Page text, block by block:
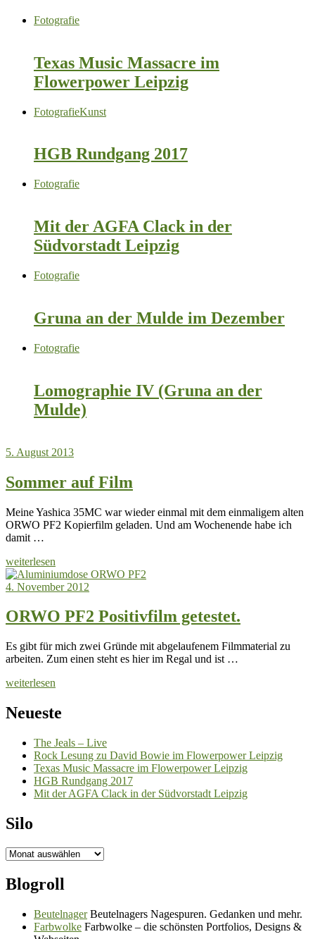
Fotografie
Texas Music Massacre im
Flowerpower Leipzig
FotografieKunst
HGB Rundgang 2017
Fotografie
Mit der AGFA Clack in der
Südvorstadt Leipzig
Fotografie
Gruna an der Mulde im Dezember
Fotografie
Lomographie IV (Gruna an der
Mulde)
5. August 2013
Sommer auf Film
Meine Yashica 35MC war wieder einmal mit dem einmaligem alten
ORWO PF2 Kopierfilm geladen. Und am Wochenende habe ich
damit …
weiterlesen
4. November 2012
ORWO PF2 Positivfilm getestet.
Es gibt für mich zwei Gründe mit abgelaufenem Filmmaterial zu
arbeiten. Zum einen steht es hier im Regal und ist …
weiterlesen
Neueste
The Jeals – Live
Rock Lesung zu David Bowie im Flowerpower Leipzig
Texas Music Massacre im Flowerpower Leipzig
HGB Rundgang 2017
Mit der AGFA Clack in der Südvorstadt Leipzig
Silo
Silo
Blogroll
BeutelnagerBeutelnagers Nagespuren. Gedanken und mehr.
Farbwolke Farbwolke – die schönsten Portfolios, Designs &